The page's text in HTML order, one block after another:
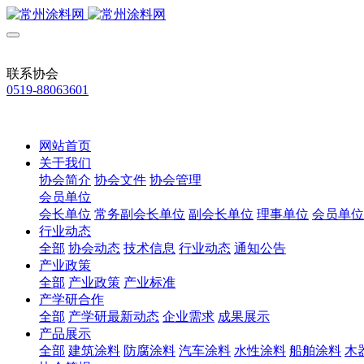
联系协会
0519-88063601
网站首页
关于我们
协会简介 协会文件 协会管理
会员单位
会长单位 常务副会长单位 副会长单位 理事单位 会员单位
行业动态
全部 协会动态 技术信息 行业动态 通知公告
产业政策
全部 产业政策 产业标准
产学研合作
全部 产学研最新动态 企业需求 成果展示
产品展示
全部 建筑涂料 防腐涂料 汽车涂料 水性涂料 船舶涂料 木